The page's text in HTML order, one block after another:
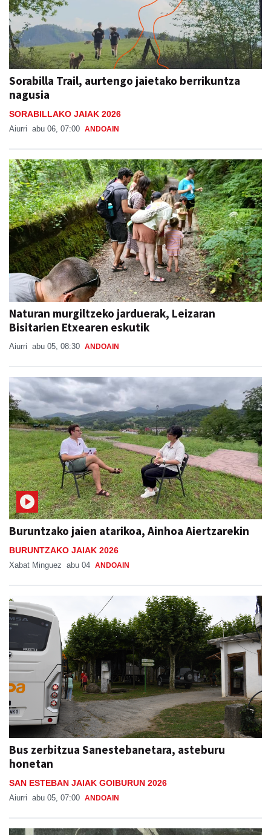
Sorabilla Trail, aurtengo jaietako berrikuntza
nagusia
SORABILLAKO JAIAK 2026
Aiurri abu 06, 07:00 ANDOAIN
Naturan murgiltzeko jarduerak, Leizaran
Bisitarien Etxearen eskutik
Aiurri abu 05, 08:30 ANDOAIN
Buruntzako jaien atarikoa, Ainhoa Aiertzarekin
BURUNTZAKO JAIAK 2026
Xabat Minguez abu 04 ANDOAIN
Bus zerbitzua Sanestebanetara, asteburu
honetan
SAN ESTEBAN JAIAK GOIBURUN 2026
Aiurri abu 05, 07:00 ANDOAIN